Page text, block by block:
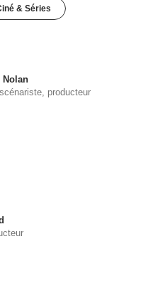
& Séries
Nolan
producteur